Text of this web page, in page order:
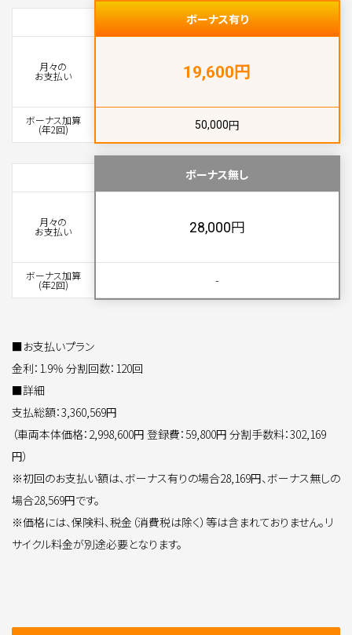
月々の
お支払い
ボーナス加算
(年2回)
ボーナス有り
19,600円
50,000円
月々の
お支払い
ボーナス加算
(年2回)
ボーナス無し
28,000円
-
■お支払いプラン
金利：1.9％ 分割回数：120回
■詳細
支払総額：3,360,569円
（車両本体価格：2,998,600円 登録費：59,800円 分割手数料：302,169
円）
※初回のお支払い額は、ボーナス有りの場合28,169円、ボーナス無しの
場合28,569円です。
※価格には、保険料、税金（消費税は除く）等は含まれておりません。リ
サイクル料金が別途必要となります。